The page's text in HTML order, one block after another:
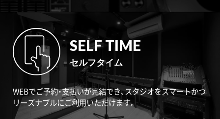
SELF TIME
セルフタイム
WEBでご予約・支払いが完結でき、スタジオをスマートかつ
リーズナブルにご利用いただけます。